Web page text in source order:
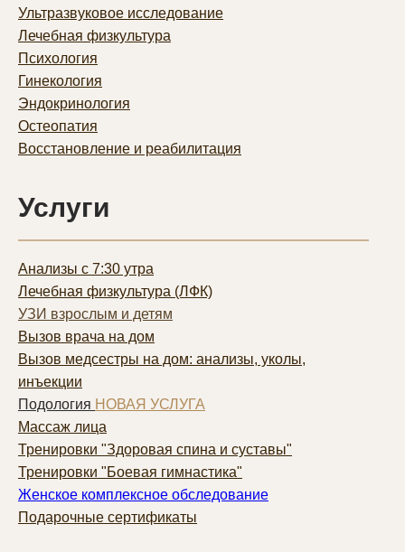
Ультразвуковое исследование
Лечебная физкультура
Психология
Гинекология
Эндокринология
Остеопатия
Восстановление и реабилитация
Услуги
Анализы с 7:30 утра
Лечебная физкультура (ЛФК)
УЗИ взрослым и детям
Вызов врача на дом
Вызов медсестры на дом: анализы, уколы,
инъекции
Подология НОВАЯ УСЛУГА
Массаж лица
Тренировки "Здоровая спина и суставы"
Тренировки "Боевая гимнастика"
Женское комплексное обследование
Подарочные сертификаты